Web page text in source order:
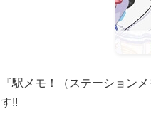
『駅メモ！（ステーション
す!!